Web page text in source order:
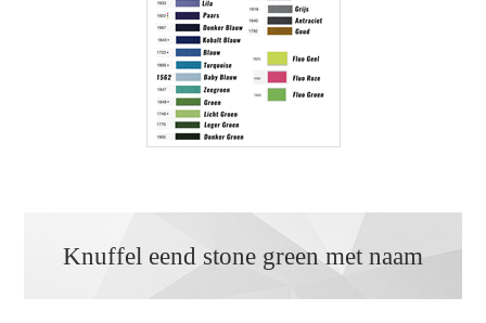
Knuffel eend stone green met naam